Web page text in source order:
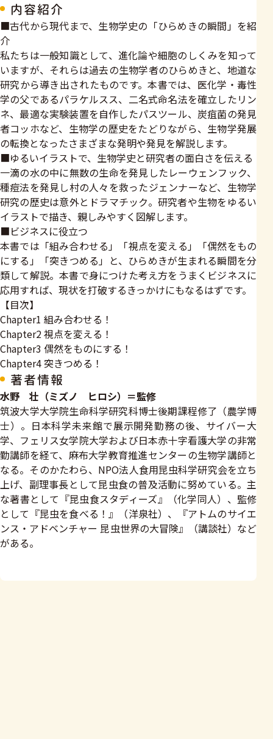
内容紹介
■古代から現代まで、生物学史の「ひらめきの瞬間」を紹
介
私たちは一般知識として、進化論や細胞のしくみを知って
いますが、それらは過去の生物学者のひらめきと、地道な
研究から導き出されたものです。本書では、医化学・毒性
学の父であるパラケルスス、二名式命名法を確立したリン
ネ、最適な実験装置を自作したパスツール、炭疽菌の発見
者コッホなど、生物学の歴史をたどりながら、生物学発展
の転換となったさまざまな発明や発見を解説します。
■ゆるいイラストで、生物学史と研究者の面白さを伝える
一滴の水の中に無数の生命を発見したレーウェンフック、
種痘法を発見し村の人々を救ったジェンナーなど、生物学
研究の歴史は意外とドラマチック。研究者や生物をゆるい
イラストで描き、親しみやすく図解します。
■ビジネスに役立つ
本書では「組み合わせる」「視点を変える」「偶然をもの
にする」「突きつめる」と、ひらめきが生まれる瞬間を分
類して解説。本書で身につけた考え方をうまくビジネスに
応用すれば、現状を打破するきっかけにもなるはずです。
【目次】
Chapter1 組み合わせる！
Chapter2 視点を変える！
Chapter3 偶然をものにする！
Chapter4 突きつめる！
著者情報
水野 壮（ミズノ ヒロシ）＝監修
筑波大学大学院生命科学研究科博士後期課程修了（農学博
士）。日本科学未来館で展示開発勤務の後、サイバー大
学、フェリス女学院大学および日本赤十字看護大学の非常
勤講師を経て、麻布大学教育推進センターの生物学講師と
なる。そのかたわら、NPO法人食用昆虫科学研究会を立ち
上げ、副理事長として昆虫食の普及活動に努めている。主
な著書として『昆虫食スタディーズ』（化学同人）、監修
として『昆虫を食べる！』（洋泉社）、『アトムのサイエ
ンス・アドベンチャー 昆虫世界の大冒険』（講談社）など
がある。